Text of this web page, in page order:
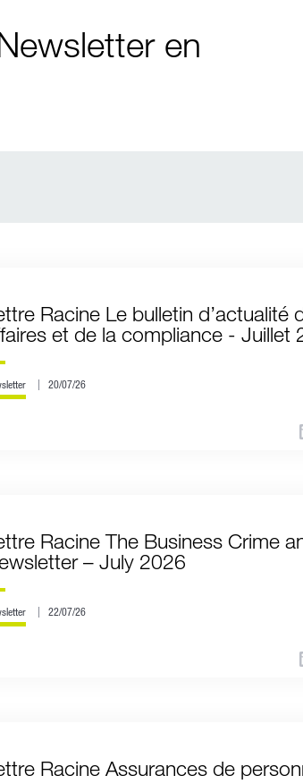
en
Racine Le bulletin d’actualité
et de la compliance - Juillet
20/07/26
Racine The Business Crime
– July 2026
22/07/26
Racine Assurances de